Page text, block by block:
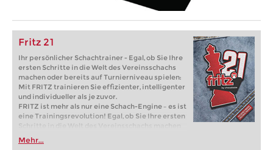
Fritz 21
Ihr persönlicher Schachtrainer - Egal, ob Sie Ihre
ersten Schritte in die Welt des Vereinsschachs
machen oder bereits auf Turnierniveau spielen:
Mit FRITZ trainieren Sie effizienter, intelligenter
und individueller als je zuvor.
FRITZ ist mehr als nur eine Schach-Engine – es ist
eine Trainingsrevolution! Egal, ob Sie Ihre ersten
Schritte in die Welt des Vereinsschachs machen
oder bereits auf Turnierniveau spielen: Mit
FRITZ trainieren Sie effizienter, intelligenter und
Mehr...